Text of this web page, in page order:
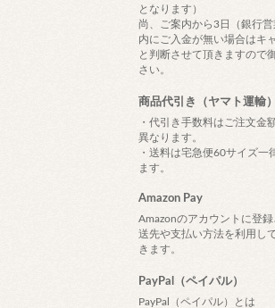
となります）
尚、ご案内から3日（銀行
内にご入金が無い場合はキ
と判断させて頂きますので
さい。
商品代引き（ヤマト運輸
・代引き手数料はご注文金
異なります。
・送料は宅急便60サイズ一
ます。
Amazon Pay
Amazonのアカウントに登
送先や支払い方法を利用し
きます。
PayPal（ペイパル）
PayPal（ペイパル）とは